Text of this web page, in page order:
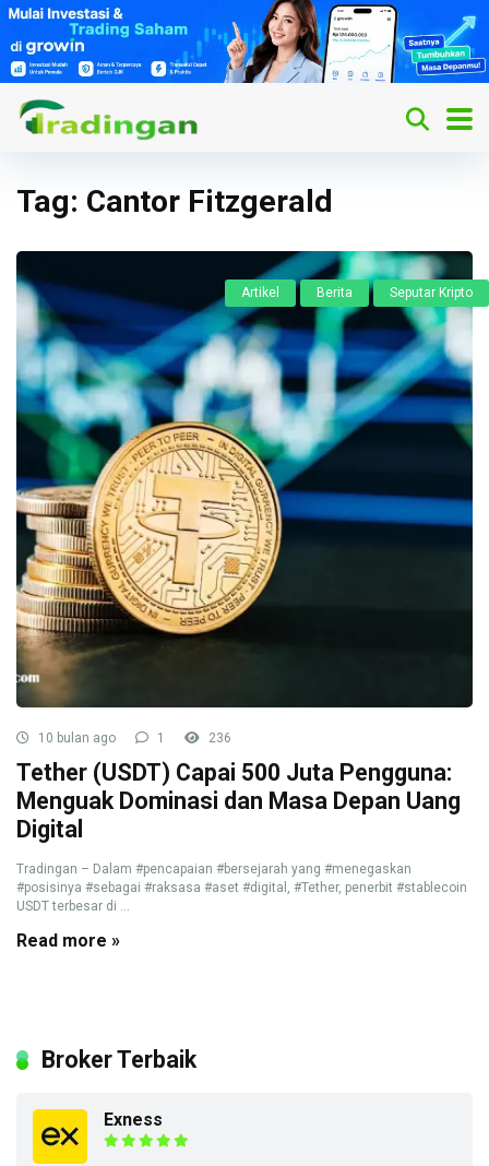
Tag: Cantor Fitzgerald
Artikel Berita Seputar Kripto
10 bulan ago 1 236
Tether (USDT) Capai 500 Juta Pengguna:
Menguak Dominasi dan Masa Depan Uang
Digital
Tradingan – Dalam #pencapaian #bersejarah yang #menegaskan
#posisinya #sebagai #raksasa #aset #digital, #Tether, penerbit #stablecoin
USDT terbesar di ...
Read more »
Broker Terbaik
Exness